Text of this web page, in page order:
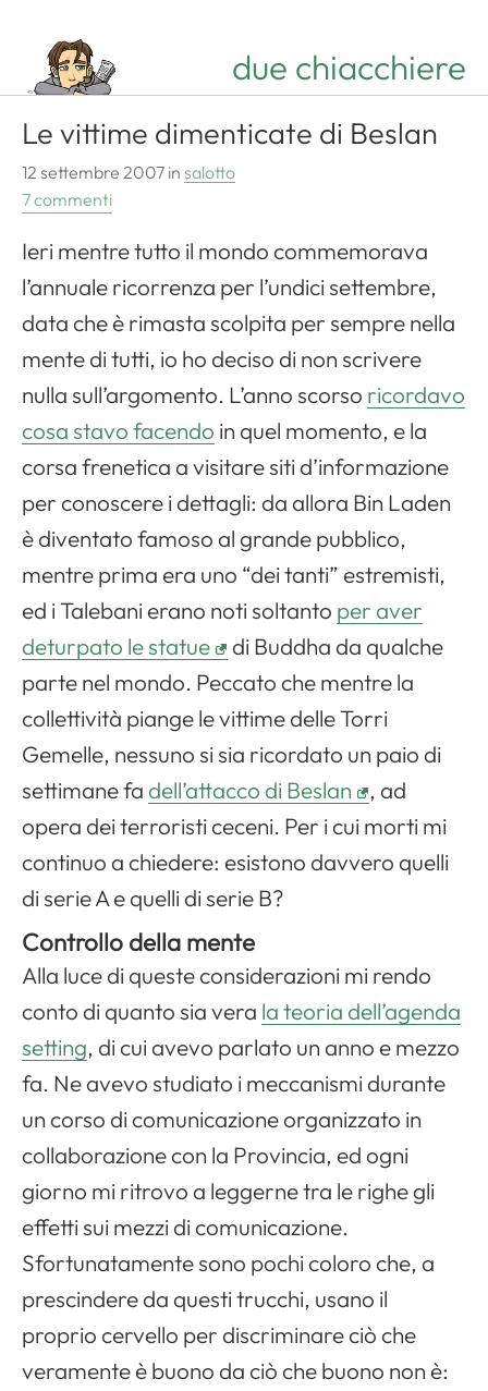
due chiacchiere
Le vittime dimenticate di Beslan
12 settembre 2007 in salotto
7 commenti
Ieri mentre tutto il mondo commemorava
l’annuale ricorrenza per l’undici settembre,
data che è rimasta scolpita per sempre nella
mente di tutti, io ho deciso di non scrivere
nulla sull’argomento. L’anno scorso ricordavo
cosa stavo facendo in quel momento, e la
corsa frenetica a visitare siti d’informazione
per conoscere i dettagli: da allora Bin Laden
è diventato famoso al grande pubblico,
mentre prima era uno “dei tanti” estremisti,
ed i Talebani erano noti soltanto per aver
deturpato le statue
di Buddha da qualche
parte nel mondo. Peccato che mentre la
collettività piange le vittime delle Torri
Gemelle, nessuno si sia ricordato un paio di
settimane fa dell’attacco di Beslan
, ad
opera dei terroristi ceceni. Per i cui morti mi
continuo a chiedere: esistono davvero quelli
di serie A e quelli di serie B?
Controllo della mente
Alla luce di queste considerazioni mi rendo
conto di quanto sia vera la teoria dell’agenda
setting, di cui avevo parlato un anno e mezzo
fa. Ne avevo studiato i meccanismi durante
un corso di comunicazione organizzato in
collaborazione con la Provincia, ed ogni
giorno mi ritrovo a leggerne tra le righe gli
effetti sui mezzi di comunicazione.
Sfortunatamente sono pochi coloro che, a
prescindere da questi trucchi, usano il
proprio cervello per discriminare ciò che
veramente è buono da ciò che buono non è: